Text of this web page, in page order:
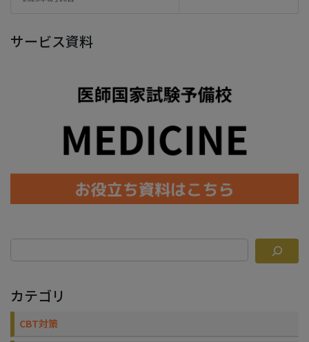
サービス資料
カテゴリ
CBT対策